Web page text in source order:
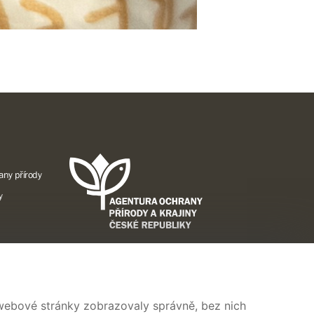
přírody
stránky zobrazovaly správně, bez nich